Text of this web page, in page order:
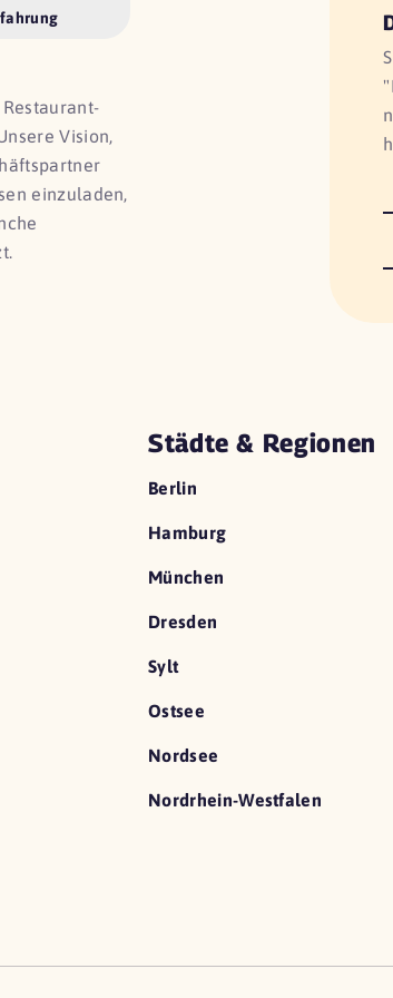
Vision,
einzuladen,
Städte & Regionen
Berlin
Hamburg
München
Dresden
Sylt
Ostsee
Nordsee
Nordrhein-Westfalen